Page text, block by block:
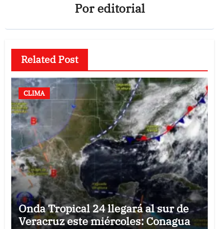
Poreditorial
Related Post
CLIMA
Onda Tropical 24 llegará al sur de
Veracruz este miércoles: Conagua